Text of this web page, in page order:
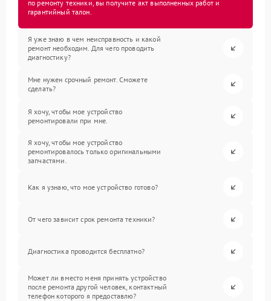
по ремонту техники, вы получите акт выполненных работ и
гарантийный талон.
Я уже знаю в чем неисправность и какой
ремонт необходим. Для чего проводить
диагностику?
Мне нужен срочный ремонт. Сможете
сделать?
Я хочу, чтобы мое устройство
ремонтировали при мне.
Я хочу, чтобы мое устройство
ремонтировалось только оригинальными
запчастями.
Как я узнаю, что мое устройство готово?
От чего зависит срок ремонта техники?
Диагностика проводится бесплатно?
Может ли вместо меня принять устройство
после ремонта другой человек, контактный
телефон которого я предоставлю?